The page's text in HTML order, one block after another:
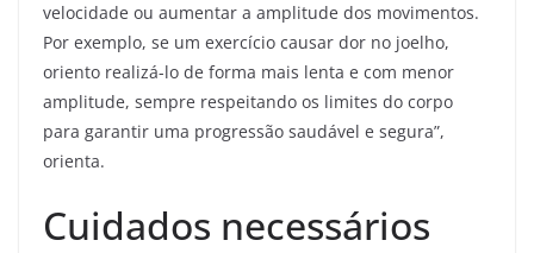
velocidade ou aumentar a amplitude dos movimentos.
Por exemplo, se um exercício causar dor no joelho,
oriento realizá-lo de forma mais lenta e com menor
amplitude, sempre respeitando os limites do corpo
para garantir uma progressão saudável e segura”,
orienta.
Cuidados necessários